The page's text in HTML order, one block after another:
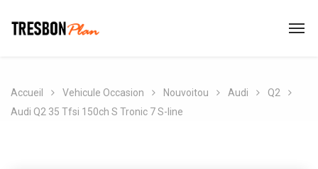
Accueil Vehicule Occasion Nouvoitou Audi
Q2
Audi Q2 35 Tfsi 150ch S Tronic 7 S-line